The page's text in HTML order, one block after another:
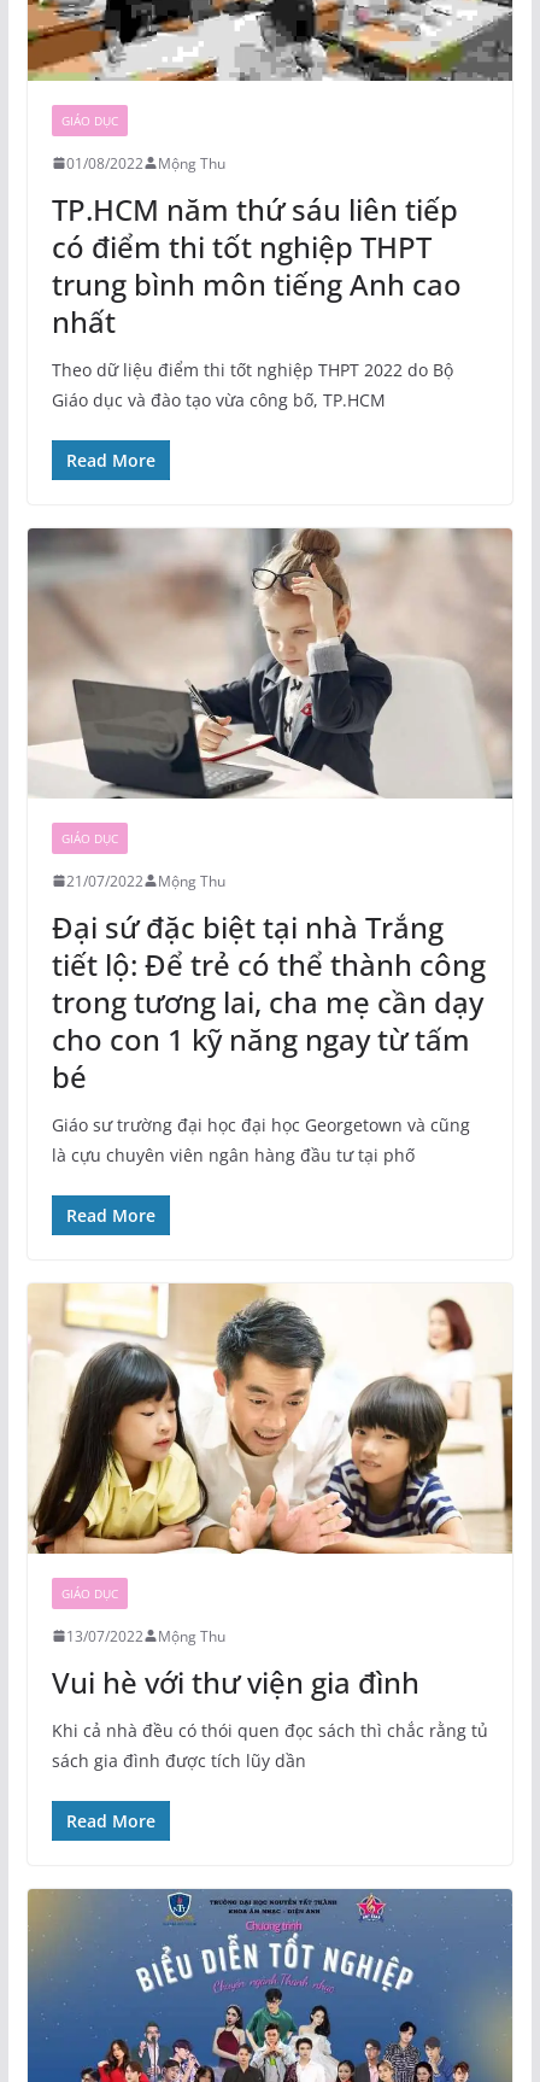
GIÁO DỤC
01/08/2022 Mộng Thu
TP.HCM năm thứ sáu liên tiếp
có điểm thi tốt nghiệp THPT
trung bình môn tiếng Anh cao
nhất
Theo dữ liệu điểm thi tốt nghiệp THPT 2022 do Bộ
Giáo dục và đào tạo vừa công bố, TP.HCM
Read More
GIÁO DỤC
21/07/2022 Mộng Thu
Đại sứ đặc biệt tại nhà Trắng
tiết lộ: Để trẻ có thể thành công
trong tương lai, cha mẹ cần dạy
cho con 1 kỹ năng ngay từ tấm
bé
Giáo sư trường đại học đại học Georgetown và cũng
là cựu chuyên viên ngân hàng đầu tư tại phố
Read More
GIÁO DỤC
13/07/2022 Mộng Thu
Vui hè với thư viện gia đình
Khi cả nhà đều có thói quen đọc sách thì chắc rằng tủ
sách gia đình được tích lũy dần
Read More